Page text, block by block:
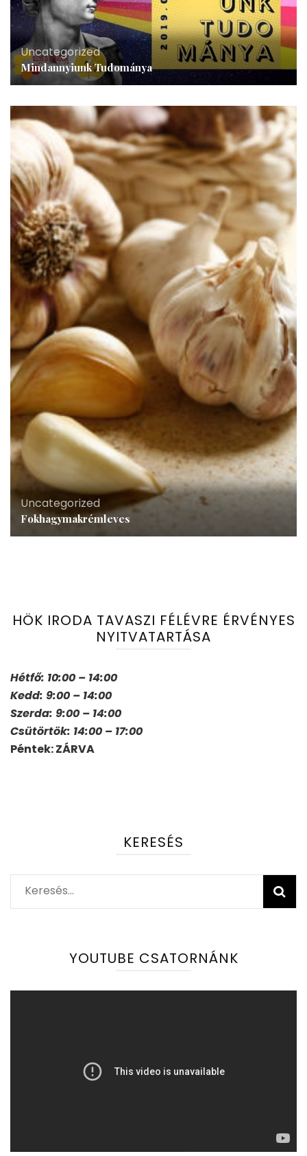
Uncategorized
Mindannyiunk Tudománya
Uncategorized
Fokhagymakrémleves
HÖK IRODA TAVASZI FÉLÉVRE ÉRVÉNYES
NYITVATARTÁSA
Hétfő: 10:00 – 14:00
Kedd: 9:00 – 14:00
Szerda: 9:00 – 14:00
Csütörtök: 14:00 – 17:00
Péntek: ZÁRVA
KERESÉS
Keresés:
YOUTUBE CSATORNÁNK